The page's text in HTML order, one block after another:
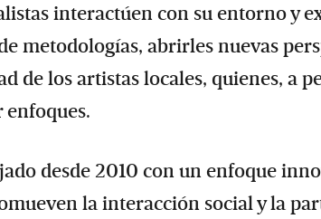
interactúen con su entorno y
metodologías, abrirles nuevas
de los artistas locales, quienes, a
desde 2010 con un enfoque
la interacción social y la